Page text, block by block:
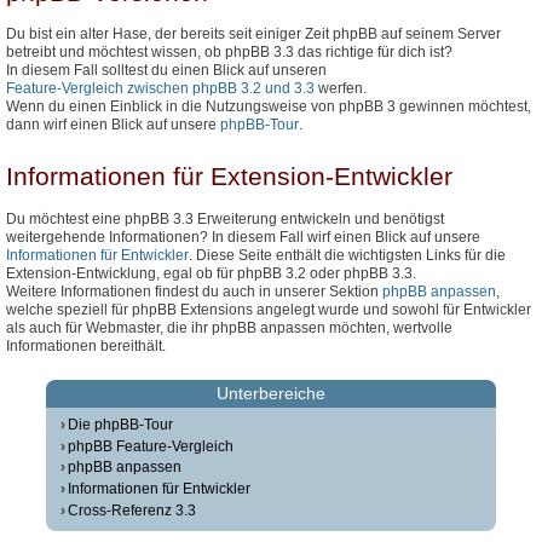
Du bist ein alter Hase, der bereits seit einiger Zeit phpBB auf seinem Server
betreibt und möchtest wissen, ob phpBB 3.3 das richtige für dich ist?
In diesem Fall solltest du einen Blick auf unseren
Feature-Vergleich zwischen phpBB 3.2 und 3.3 werfen.
Wenn du einen Einblick in die Nutzungsweise von phpBB 3 gewinnen möchtest,
dann wirf einen Blick auf unsere phpBB-Tour.
Informationen für Extension-Entwickler
Du möchtest eine phpBB 3.3 Erweiterung entwickeln und benötigst
weitergehende Informationen? In diesem Fall wirf einen Blick auf unsere
Informationen für Entwickler . Diese Seite enthält die wichtigsten Links für die
Extension-Entwicklung, egal ob für phpBB 3.2 oder phpBB 3.3.
Weitere Informationen findest du auch in unserer Sektion phpBB anpassen
welche speziell für phpBB Extensions angelegt wurde und sowohl für Entwickler
als auch für Webmaster, die ihr phpBB anpassen möchten, wertvolle
Informationen bereithält.
Unterbereiche
Die phpBB-Tour
phpBB Feature-Vergleich
phpBB anpassen
Informationen für Entwickler
Cross-Referenz 3.3